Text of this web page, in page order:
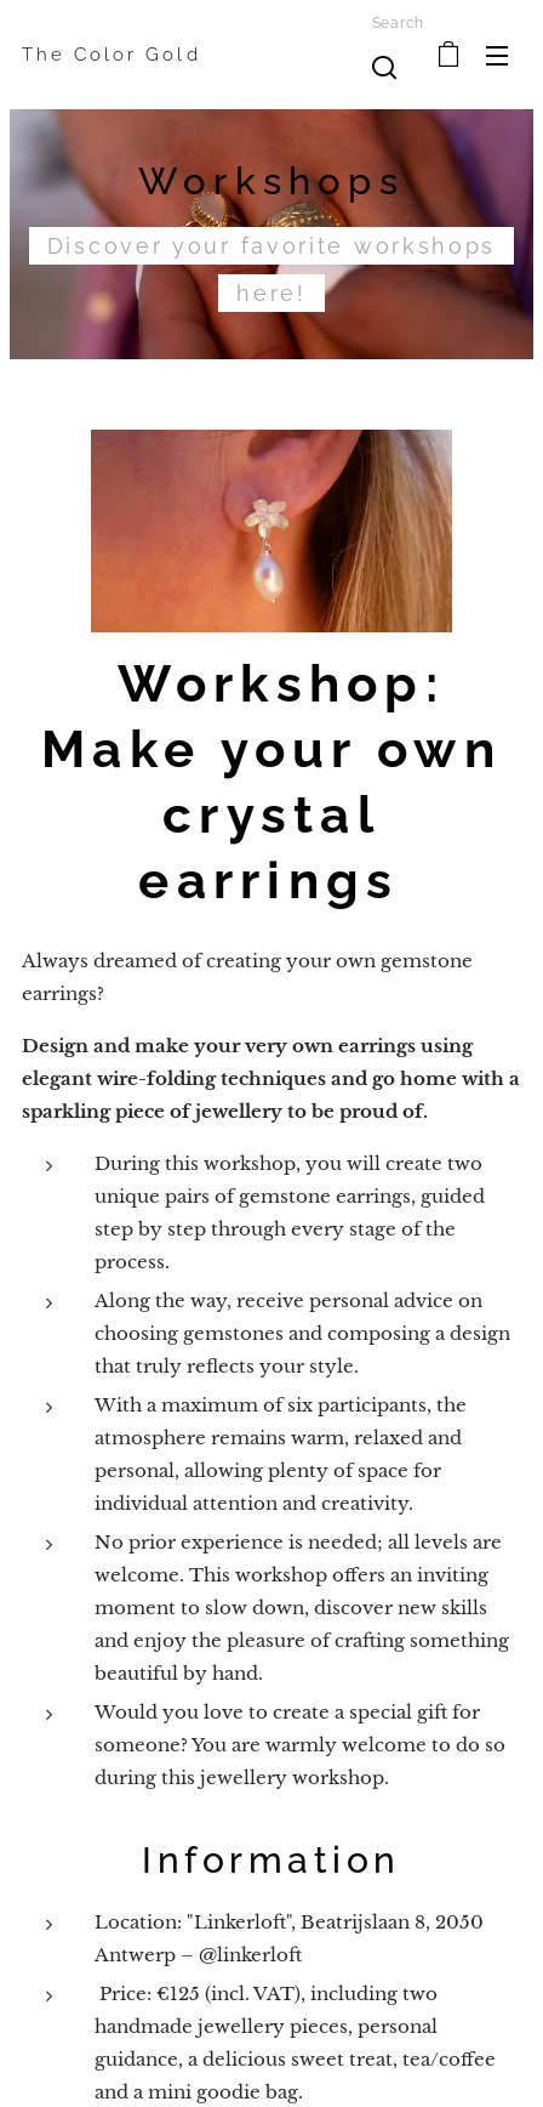
The Color Gold
Search
Workshops
Discover your favorite workshops
here!
Workshop:
Make your own
crystal
earrings
Always dreamed of creating your own gemstone
earrings?
Design and make your very own earrings using
elegant wire-folding techniques and go home with a
sparkling piece of jewellery to be proud of.
During this workshop, you will create two
unique pairs of gemstone earrings, guided
step by step through every stage of the
process.
Along the way, receive personal advice on
choosing gemstones and composing a design
that truly reflects your style.
With a maximum of six participants, the
atmosphere remains warm, relaxed and
personal, allowing plenty of space for
individual attention and creativity.
No prior experience is needed; all levels are
welcome. This workshop offers an inviting
moment to slow down, discover new skills
and enjoy the pleasure of crafting something
beautiful by hand.
Would you love to create a special gift for
someone? You are warmly welcome to do so
during this jewellery workshop.
Information
Location: "Linkerloft", Beatrijslaan 8, 2050
Antwerp – @linkerloft
Price: €125 (incl. VAT), including two
handmade jewellery pieces, personal
guidance, a delicious sweet treat, tea/coffee
and a mini goodie bag.